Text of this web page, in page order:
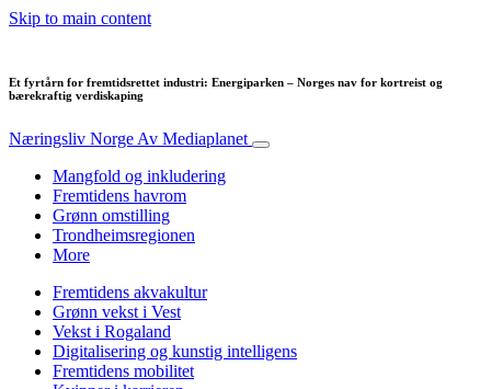
Skip to main content
Et fyrtårn for fremtidsrettet industri: Energiparken – Norges nav for kortreist og
bærekraftig verdiskaping
Næringsliv Norge Av Mediaplanet
Mangfold og inkludering
Fremtidens havrom
Grønn omstilling
Trondheimsregionen
More
Fremtidens akvakultur
Grønn vekst i Vest
Vekst i Rogaland
Digitalisering og kunstig intelligens
Fremtidens mobilitet